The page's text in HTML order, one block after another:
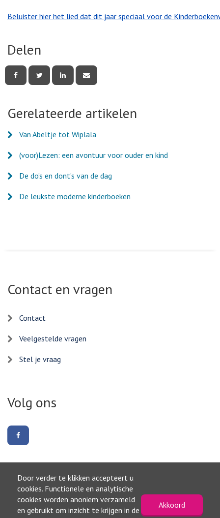
Door verder te klikken accepteert u
cookies. Functionele en analytische
cookies worden anoniem verzameld
en gebruikt om inzicht te krijgen in de
Akkoord
Beluister hier het lied dat dit jaar speciaal voor de
Delen
deze deze deze deze
mail
Gerelateerde artikelen
Van Abeltje tot Wiplala
(voor)Lezen: een avontuur voor ouder en kind
De do’s en dont’s van de dag
De leukste moderne kinderboeken
Contact en vragen
Contact
Veelgestelde vragen
Stel je vraag
Volg ons
ons
Naar boven
©2026, Gemeente Waterland